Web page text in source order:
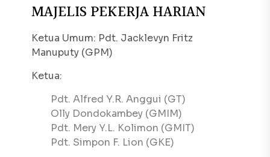
MAJELIS PEKERJA HARIAN
Ketua Umum: Pdt. Jacklevyn Fritz
Manuputy (GPM)
Ketua:
Pdt. Alfred Y.R. Anggui (GT)
Olly Dondokambey (GMIM)
Pdt. Mery Y.L. Kolimon (GMIT)
Pdt. Simpon F. Lion (GKE)